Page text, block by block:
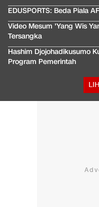
EDUSPORTS: Beda Piala
Video Mesum 'Yang Wis
Tersangka
Hashim Djojohadikusumo
Program Pemerintah